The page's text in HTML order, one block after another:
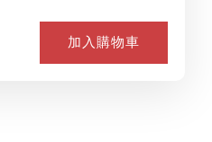
加入購物車